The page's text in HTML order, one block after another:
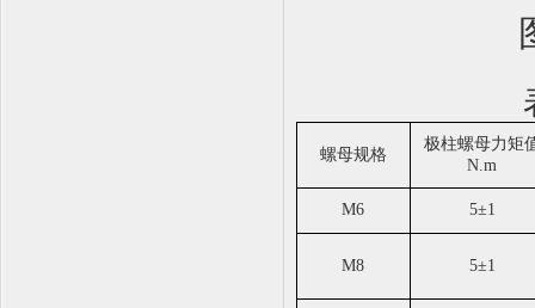
螺母规格
极柱螺母力矩
N.m
M6 5±1
M8 5±1